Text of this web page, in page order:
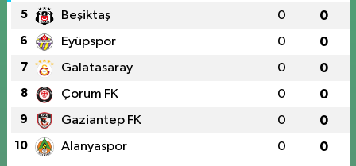
5 Beşiktaş 0 0
6 Eyüpspor 0 0
7 Galatasaray 0 0
8 Çorum FK 0 0
9 Gaziantep FK 0 0
10 Alanyaspor 0 0